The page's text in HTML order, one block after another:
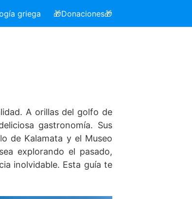
griega 🎁Donaciones🎁
A orillas del golfo de
gastronomía. Sus
de Kalamata y el Museo
explorando el pasado,
inolvidable. Esta guía te